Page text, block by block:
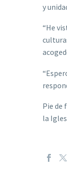
y
“He
Pie de
la